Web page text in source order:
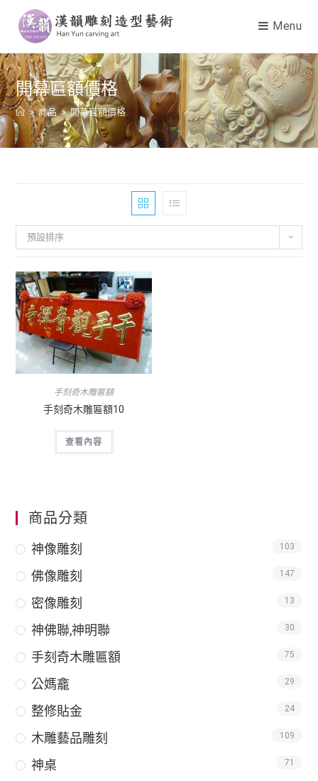
Menu
開幕匾額價格
> 商品 > 開幕匾額價格
預設排序
手刻奇木雕匾額
手刻奇木雕匾額10
查看內容
商品分類
神像雕刻 103
佛像雕刻 147
密像雕刻 13
神佛聯,神明聯 30
手刻奇木雕匾額 75
公媽龕 29
整修貼金 24
木雕藝品雕刻 109
神桌 71